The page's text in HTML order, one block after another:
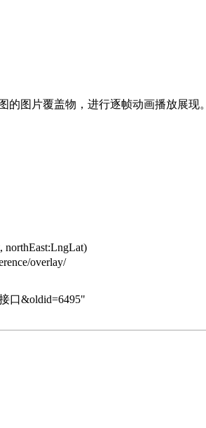
图片覆盖物，进行逐帧动画播放展现。
overlay/
口&oldid=6495"